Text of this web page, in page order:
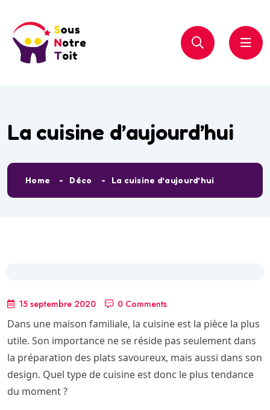
La cuisine d’aujourd’hui
Home Déco La cuisine d’aujourd’hui
15 septembre 2020 0 Comments
Dans une maison familiale, la cuisine est la pièce la plus
utile. Son importance ne se réside pas seulement dans
la préparation des plats savoureux, mais aussi dans son
design. Quel type de cuisine est donc le plus tendance
du moment ?